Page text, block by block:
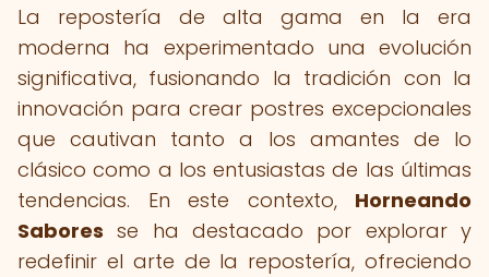
La repostería de alta gama en la era
moderna ha experimentado una evolución
significativa, fusionando la tradición con la
innovación para crear postres excepcionales
que cautivan tanto a los amantes de lo
clásico como a los entusiastas de las últimas
tendencias. En este contexto, Horneando
Sabores se ha destacado por explorar y
redefinir el arte de la repostería, ofreciendo